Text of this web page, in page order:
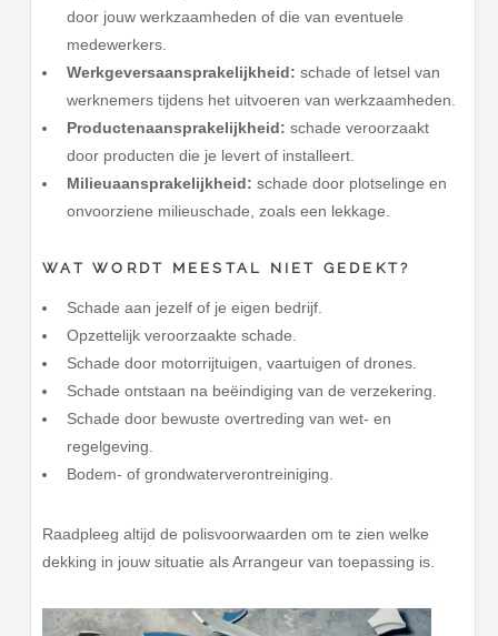
door jouw werkzaamheden of die van eventuele
medewerkers.
Werkgeversaansprakelijkheid: schade of letsel van
werknemers tijdens het uitvoeren van werkzaamheden.
Productenaansprakelijkheid: schade veroorzaakt
door producten die je levert of installeert.
Milieuaansprakelijkheid: schade door plotselinge en
onvoorziene milieuschade, zoals een lekkage.
WAT WORDT MEESTAL NIET GEDEKT?
Schade aan jezelf of je eigen bedrijf.
Opzettelijk veroorzaakte schade.
Schade door motorrijtuigen, vaartuigen of drones.
Schade ontstaan na beëindiging van de verzekering.
Schade door bewuste overtreding van wet- en
regelgeving.
Bodem- of grondwaterverontreiniging.
Raadpleeg altijd de polisvoorwaarden om te zien welke
dekking in jouw situatie als Arrangeur van toepassing is.